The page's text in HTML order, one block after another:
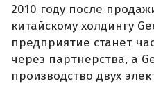
2010 году после
китайскому холдингу
предприятие станет
через партнерства, а
производство двух